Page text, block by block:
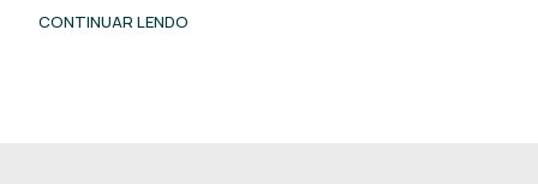
CONTINUAR LENDO